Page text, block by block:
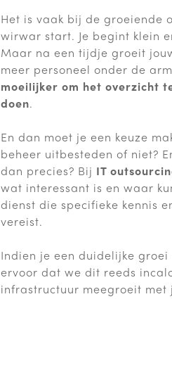
Het is vaak bij de groeiende
wirwar start. Je begint klein
Maar na een tijdje groeit
meer personeel onder de
moeilijker om het overzicht
doen.
En dan moet je een keuze
beheer uitbesteden of niet?
dan precies? Bij IT
wat interessant is en waar
dienst die specifieke kennis
vereist.
Indien je een duidelijke
ervoor dat we dit reeds
infrastructuur meegroeit met